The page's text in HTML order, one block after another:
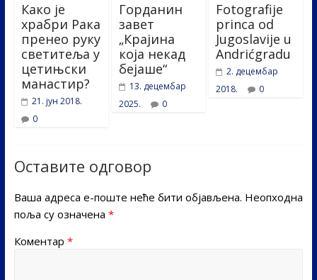
Како је
храбри Рака
пренео руку
светитеља у
цетињски
манастир?
21. јун 2018.
0
Горданин
завет
„Крајина
која некад
бејаше“
13. децембар
2025.
0
Fotografije
princa od
Jugoslavije u
Andrićgradu
2. децембар
2018.
0
Оставите одговор
Ваша адреса е-поште неће бити објављена. Неопходна
поља су означена *
Коментар *